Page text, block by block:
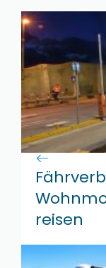
reisen